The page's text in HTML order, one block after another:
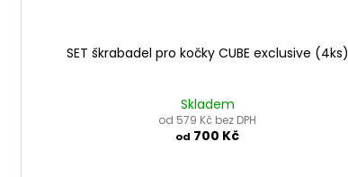
SET škrabadel pro kočky CUBE exclusive (4ks)
Skladem
od 579 Kč bez DPH
od 700 Kč